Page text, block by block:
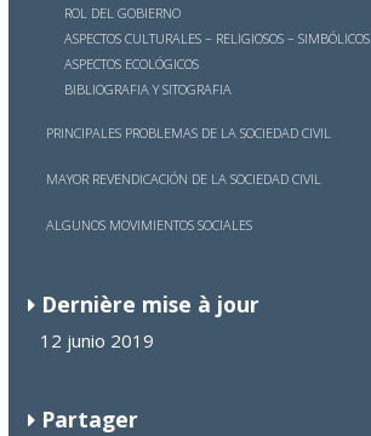
ROL DEL GOBIERNO
ASPECTOS CULTURALES – RELIGIOSOS – SIMBÓLICOS
ASPECTOS ECOLÓGICOS
BIBLIOGRAFIA Y SITOGRAFIA
PRINCIPALES PROBLEMAS DE LA SOCIEDAD CIVIL
MAYOR REVENDICACIÓN DE LA SOCIEDAD CIVIL
ALGUNOS MOVIMIENTOS SOCIALES
Dernière mise à jour
12 junio 2019
Partager